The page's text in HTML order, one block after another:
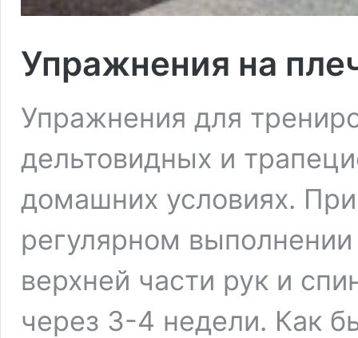
Упражнения на
Упражнения для
дельтовидных и
домашних условиях.
регулярном
верхней части рук и
через 3-4 недели. Как